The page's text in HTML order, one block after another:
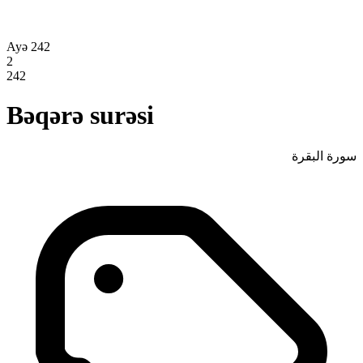
Ayə 242
2
242
Bəqərə surəsi
سورة البقرة